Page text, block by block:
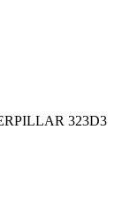
323D3